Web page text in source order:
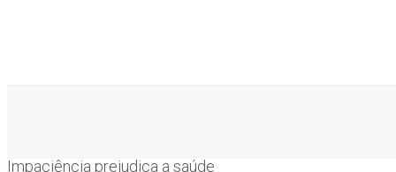
Impaciência prejudica a saúde